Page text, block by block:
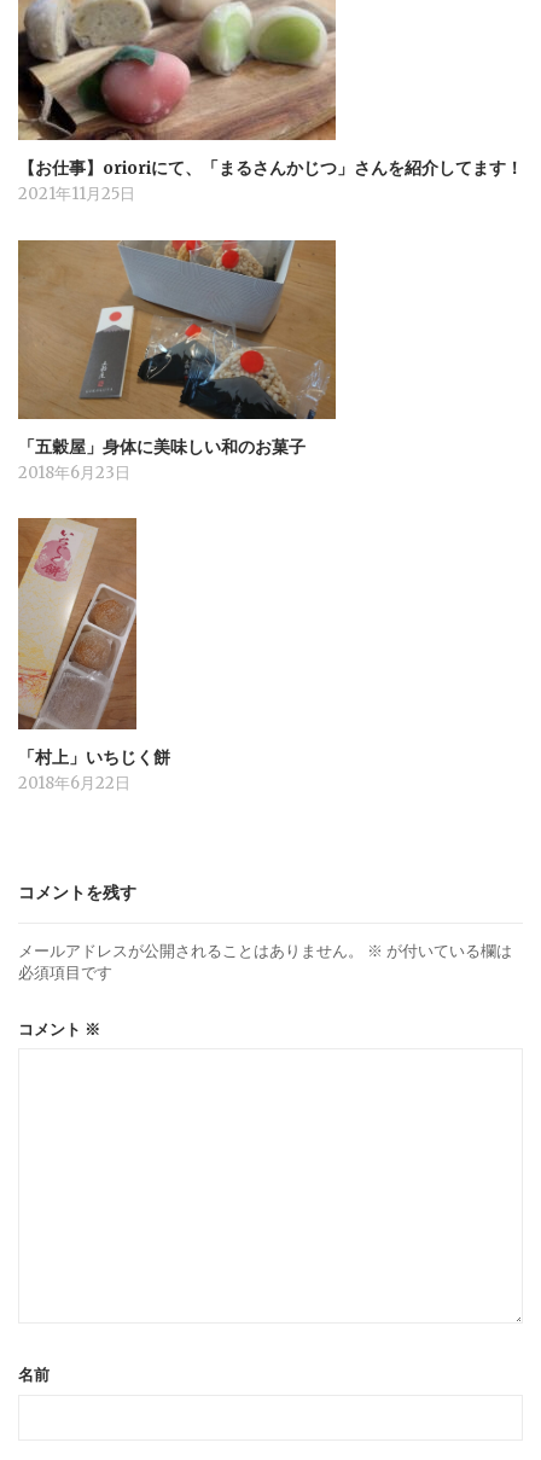
【お仕事】orioriにて、「まるさんかじつ」さんを紹介してます！
2021年11月25日
「五穀屋」身体に美味しい和のお菓子
2018年6月23日
「村上」いちじく餅
2018年6月22日
コメントを残す
メールアドレスが公開されることはありません。 ※ が付いている欄は
必須項目です
コメント ※
名前